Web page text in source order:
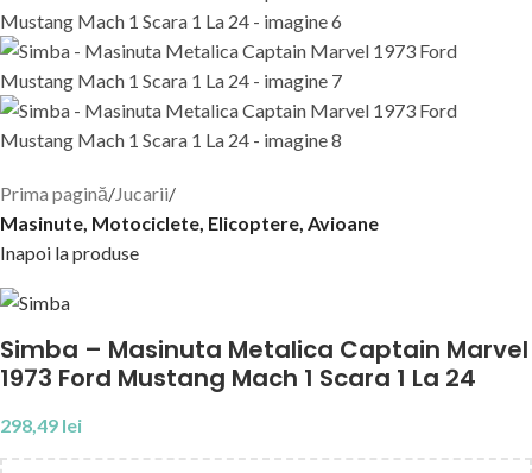
Prima pagină Jucarii
Masinute, Motociclete, Elicoptere, Avioane
Inapoi la produse
Simba – Masinuta Metalica Captain Marvel
1973 Ford Mustang Mach 1 Scara 1 La 24
298,49 lei